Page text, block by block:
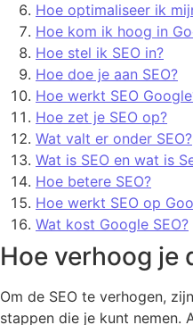
Hoe optimaliseer ik
Hoe kom ik hoog in
Hoe stel ik SEO in?
Hoe doe je aan SEO?
Hoe werkt SEO
Hoe zet je SEO op?
Wat valt er onder SEO?
Wat is SEO en wat is
Hoe betere SEO?
Hoe werkt SEO op
Wat kost Google SEO?
Hoe verhoog je
Om de SEO te verhogen,
stappen die je kunt nemen.